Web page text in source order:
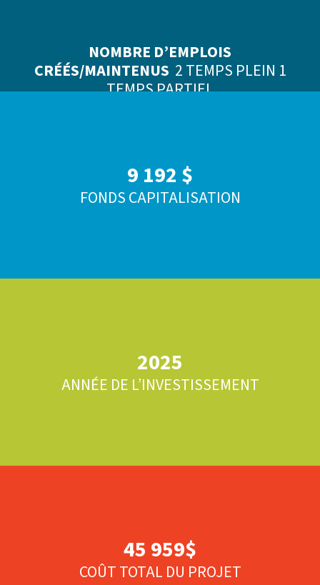
NOMBRE D’EMPLOIS
CRÉÉS/MAINTENUS 2 TEMPS PLEIN 1
TEMPS PARTIEL
9 192 $
FONDS CAPITALISATION
2025
ANNÉE DE L’INVESTISSEMENT
45 959$
COÛT TOTAL DU PROJET